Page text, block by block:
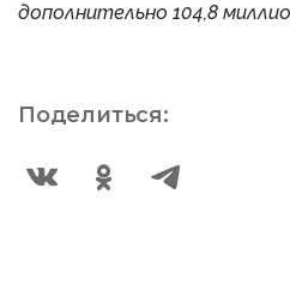
дополнительно 104,8
Поделиться: